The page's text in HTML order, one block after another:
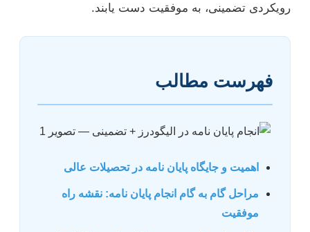
رویکردی تضمینی، به موفقیت دست یابند.
فهرست مطالب
اهمیت و جایگاه پایان نامه در تحصیلات عالی
مراحل گام به گام انجام پایان نامه: نقشه راه
موفقیت